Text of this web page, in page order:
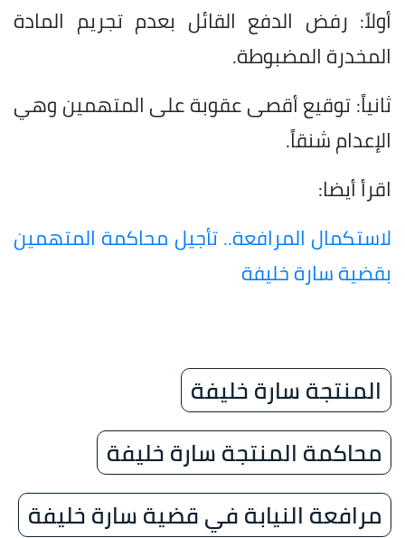
أولاً: رفض الدفع القائل بعدم تجريم المادة
المخدرة المضبوطة.
ثانياً: توقيع أقصى عقوبة على المتهمين وهي
الإعدام شنقاً.
اقرأ أيضا:
لاستكمال المرافعة.. تأجيل محاكمة المتهمين
بقضية سارة خليفة
المنتجة سارة خليفة
محاكمة المنتجة سارة خليفة
مرافعة النيابة في قضية سارة خليفة